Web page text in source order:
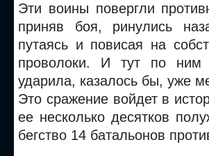
Эти воины повергли
приняв боя, ринулись
путаясь и повисая на
проволоки. И тут по ним
ударила, казалось бы, уже
Это сражение войдет в
ее несколько десятков
бегство 14 батальонов